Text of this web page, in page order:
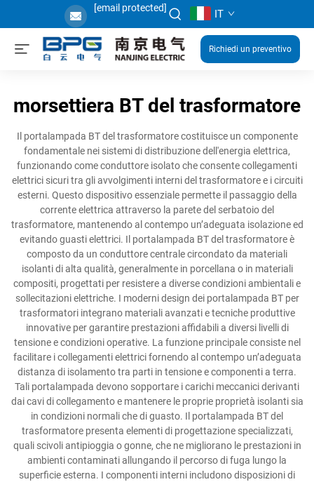
[email protected] IT
Richiedi un preventivo
morsettiera BT del trasformatore
Il portalampada BT del trasformatore costituisce un componente
fondamentale nei sistemi di distribuzione dell'energia elettrica,
funzionando come conduttore isolato che consente collegamenti
elettrici sicuri tra gli avvolgimenti interni del trasformatore e i circuiti
esterni. Questo dispositivo essenziale permette il passaggio della
corrente elettrica attraverso la parete del serbatoio del
trasformatore, mantenendo al contempo un’adeguata isolazione ed
evitando guasti elettrici. Il portalampada BT del trasformatore è
composto da un conduttore centrale circondato da materiali
isolanti di alta qualità, generalmente in porcellana o in materiali
compositi, progettati per resistere a diverse condizioni ambientali e
sollecitazioni elettriche. I moderni design dei portalampada BT per
trasformatori integrano materiali avanzati e tecniche produttive
innovative per garantire prestazioni affidabili a diversi livelli di
tensione e condizioni operative. La funzione principale consiste nel
facilitare i collegamenti elettrici fornendo al contempo un’adeguata
distanza di isolamento tra parti in tensione e componenti a terra.
Tali portalampada devono sopportare i carichi meccanici derivanti
dai cavi di collegamento e mantenere le proprie proprietà isolanti sia
in condizioni normali che di guasto. Il portalampada BT del
trasformatore presenta elementi di progettazione specializzati,
quali scivoli antipioggia o gonne, che ne migliorano le prestazioni in
ambienti contaminati allungando il percorso di fuga lungo la
superficie esterna. I componenti interni includono disposizioni di